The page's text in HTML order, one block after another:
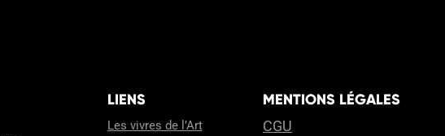
LIENS
Les vivres de l’Art
MENTIONS LÉGALES
CGU